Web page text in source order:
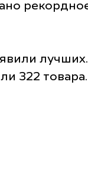
322 товара.